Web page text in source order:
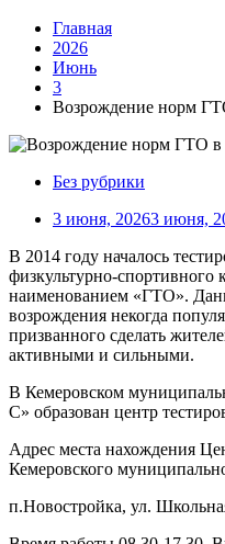
Главная
2026
Июнь
3
Возрождение норм
Без рубрики
3 июня, 20263 июня,
В 2014 году началось
физкультурно-спортивного
наименованием «ГТО».
возрождения некогда
призванного сделать
активными и сильными.
В Кемеровском
С» образован центр
Адрес места нахождения
Кемеровского
п.Новостройка, ул.